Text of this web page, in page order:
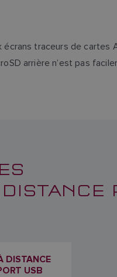
traceurs de
arrière n’est pas
DISTANCE
USB